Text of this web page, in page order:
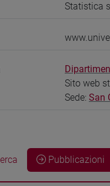
Statistica
Sito web
Sede: San
Pubblicazioni